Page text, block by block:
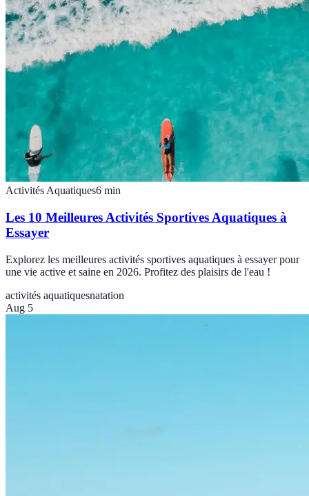
Activités Aquatiques6 min
Les 10 Meilleures Activités Sportives Aquatiques à
Essayer
Explorez les meilleures activités sportives aquatiques à essayer pour
une vie active et saine en 2026. Profitez des plaisirs de l'eau !
activités aquatiquesnatation
Aug 5